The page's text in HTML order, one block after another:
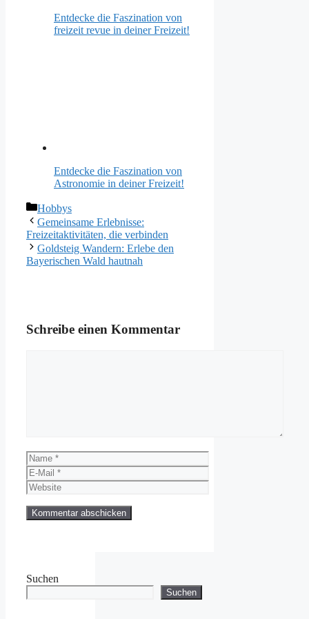
Entdecke die Faszination von
freizeit revue in deiner Freizeit!
Entdecke die Faszination von
Astronomie in deiner Freizeit!
Kategorien
Hobbys
Gemeinsame Erlebnisse:
Freizeitaktivitäten, die verbinden
Goldsteig Wandern: Erlebe den
Bayerischen Wald hautnah
Schreibe einen Kommentar
Name
E-
Mail
Website
Suchen
Suchen